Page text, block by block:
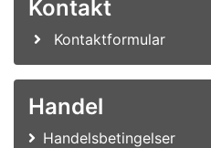
Kontakt
Kontaktformular
Handel
Handelsbetingelser